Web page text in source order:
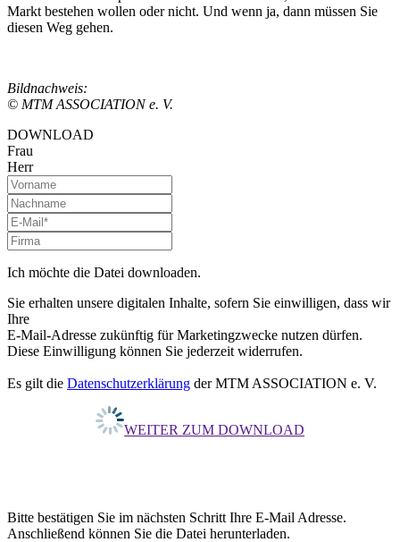
Markt bestehen wollen oder nicht. Und wenn ja, dann müssen Sie
diesen Weg gehen.
Bildnachweis:
© MTM ASSOCIATION e. V.
DOWNLOAD
Frau
Herr
Ich möchte die Datei downloaden.
Sie erhalten unsere digitalen Inhalte, sofern Sie einwilligen, dass wir
Ihre
E-Mail-Adresse zukünftig für Marketingzwecke nutzen dürfen.
Diese Einwilligung können Sie jederzeit widerrufen.
Es gilt die Datenschutzerklärung der MTM ASSOCIATION e. V.
WEITER ZUM DOWNLOAD
Bitte bestätigen Sie im nächsten Schritt Ihre E-Mail Adresse.
Anschließend können Sie die Datei herunterladen.